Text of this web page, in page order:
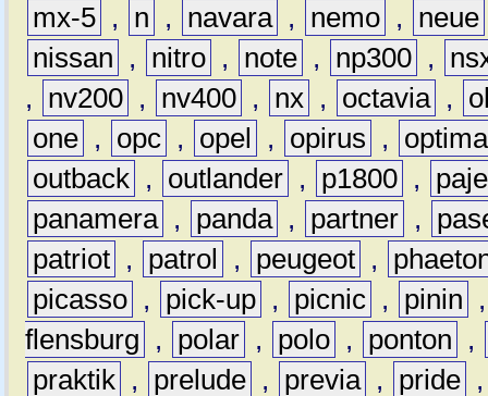
mx-5 , n , navara , nemo , neue
nissan
, nitro , note , np300 ,
,
nv200 , nv400 , nx , octavia ,
one , opc , opel , opirus ,
optima
outback , outlander , p1800 ,
panamera , panda , partner ,
patriot , patrol , peugeot ,
picasso , pick-up , picnic , pinin
flensburg
, polar , polo , ponton
,
praktik , prelude , previa , pride